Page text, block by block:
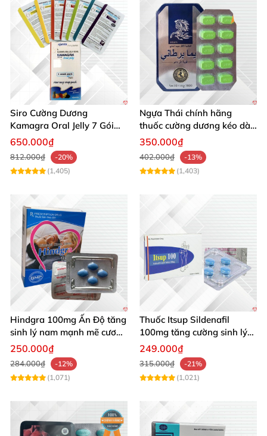
Siro Cường Dương
Kamagra Oral Jelly 7 Gói
100g tăng cường sinh lực
650.000₫
812.000₫
-20%
(1,405)
Ngựa Thái chính hãng
thuốc cường dương kéo dài
thời gian cho Nam hộp 10
350.000₫
402.000₫
-13%
(1,403)
Hindgra 100mg Ấn Độ tăng
sinh lý nam mạnh mẽ cương
dương lâu
250.000₫
284.000₫
-12%
(1,071)
Thuốc Itsup Sildenafil
100mg tăng cường sinh lý
kéo dài thời gian cho nam
249.000₫
315.000₫
-21%
(1,021)